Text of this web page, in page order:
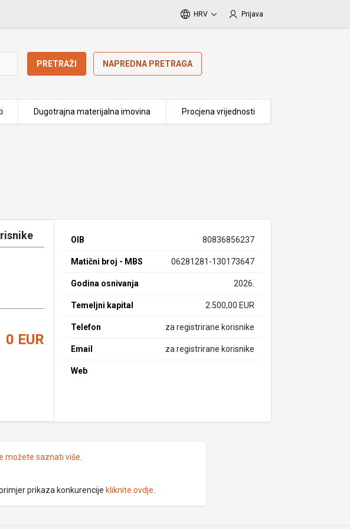
HRV Prijava
PRETRAŽI NAPREDNA PRETRAGA
Dugotrajna materijalna imovina Procjena vrijednosti
0 EUR
OIB 80836856237
Matični broj - MBS 06281281-130173647
Godina osnivanja 2026.
Temeljni kapital 2.500,00 EUR
Telefon za registrirane korisnike
Email za registrirane korisnike
Web
možete saznati više
primjer prikaza konkurencije kliknite ovdje